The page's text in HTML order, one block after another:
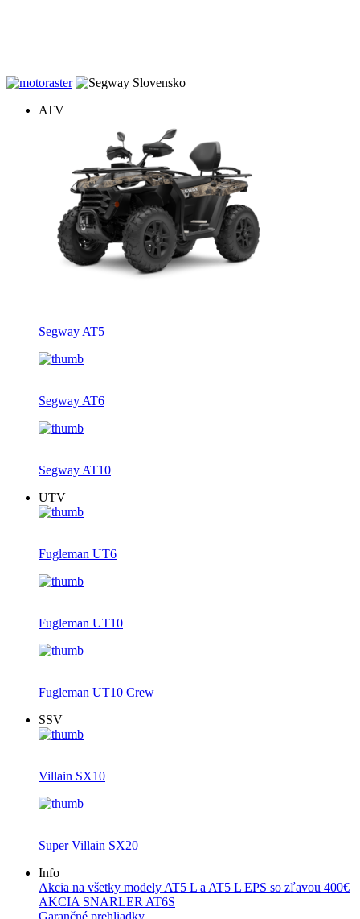
ATV
Segway AT5
Segway AT6
Segway AT10
UTV
Fugleman UT6
Fugleman UT10
Fugleman UT10 Crew
SSV
Villain SX10
Super Villain SX20
Info
Akcia na všetky modely AT5 L a AT5 L EPS so zľavou 400€
AKCIA SNARLER AT6S
Garančné prehliadky